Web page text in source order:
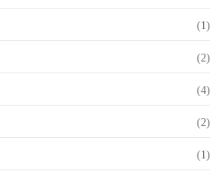
(1)
(2)
(4)
(2)
(1)